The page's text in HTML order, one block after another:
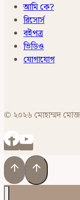
আমি কে?
রিসোর্স
বইপত্র
ভিডিও
যোগাযোগ
© ২০২৬ মোহাম্মদ